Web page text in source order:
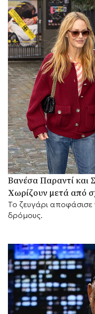
Βανέσα Παραντί και
Χωρίζουν μετά από
Το ζευγάρι
δρόμους.